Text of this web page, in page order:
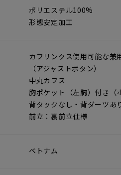
ポリエステル100%
形態安定加工
カフリンクス使用可能な兼
（アジャストボタン）
中丸カフス
胸ポケット（左胸）付き（
背タックなし・背ダーツあ
前立：裏前立仕様
ベトナム